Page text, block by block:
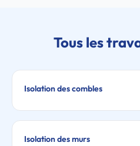
Tous les
Isolation des combles
Isolation des murs